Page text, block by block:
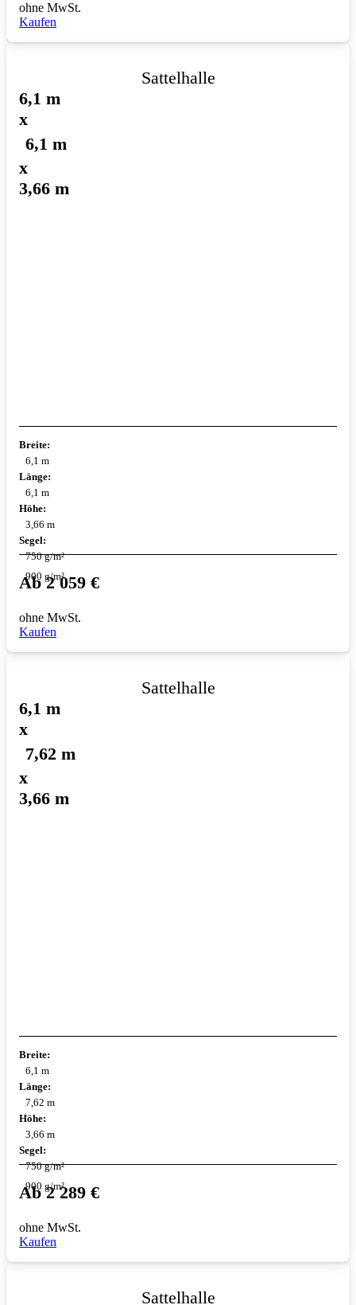
ohne MwSt.
Kaufen
Sattelhalle
6,1 m
x
6,1 m
x
3,66 m
Breite:
6,1 m
Länge:
6,1 m
Höhe:
3,66 m
Segel:
750 g/m²
900 g/m²
Ab2 059 €
ohne MwSt.
Kaufen
Sattelhalle
6,1 m
x
7,62 m
x
3,66 m
Breite:
6,1 m
Länge:
7,62 m
Höhe:
3,66 m
Segel:
750 g/m²
900 g/m²
Ab2 289 €
ohne MwSt.
Kaufen
Sattelhalle